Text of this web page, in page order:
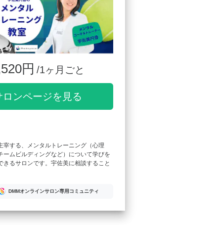
円 /1ヶ月ごと
ロンページを見る
宰する、メンタルトレーニング（心理
ームビルディングなど）について学びを
きるサロンです。宇佐美に相談すること
DMMオンラインサロン専用コミュニティ